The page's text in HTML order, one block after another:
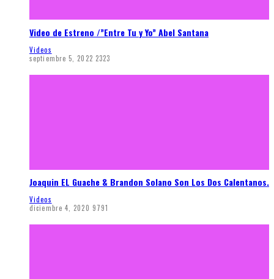
Video de Estreno /”Entre Tu y Yo” Abel Santana
Videos
septiembre 5, 2022 2323
Joaquin EL Guache & Brandon Solano Son Los Dos Calentanos.
Videos
diciembre 4, 2020 9791